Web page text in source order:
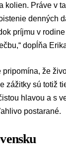
kolien. Práve v
denných
príjmu v
dopĺňa
pripomína, že
zážitky sú totiž
hlavou a s
postarané.